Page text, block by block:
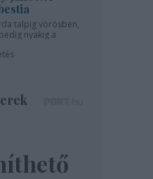
talpig vörösben,
nyakig a